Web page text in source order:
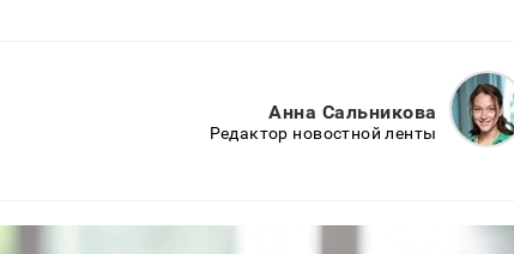
Анна Сальникова
Редактор новостной ленты